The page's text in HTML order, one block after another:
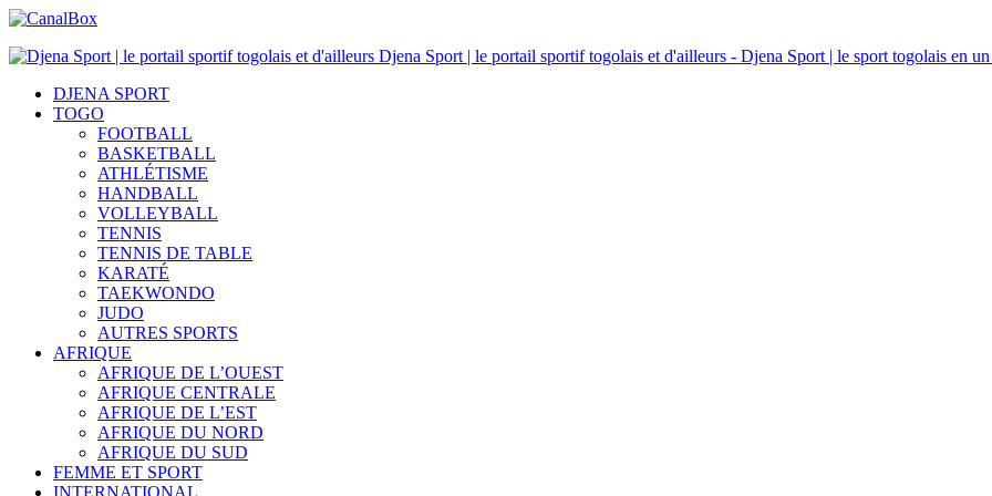
Djena Sport | le portail sportif togolais et d'ailleurs - Djena Sport | le sport togolais en
DJENA SPORT
TOGO
FOOTBALL
BASKETBALL
ATHLÉTISME
HANDBALL
VOLLEYBALL
TENNIS
TENNIS DE TABLE
KARATÉ
TAEKWONDO
JUDO
AUTRES SPORTS
AFRIQUE
AFRIQUE DE L’OUEST
AFRIQUE CENTRALE
AFRIQUE DE L’EST
AFRIQUE DU NORD
AFRIQUE DU SUD
FEMME ET SPORT
INTERNATIONAL